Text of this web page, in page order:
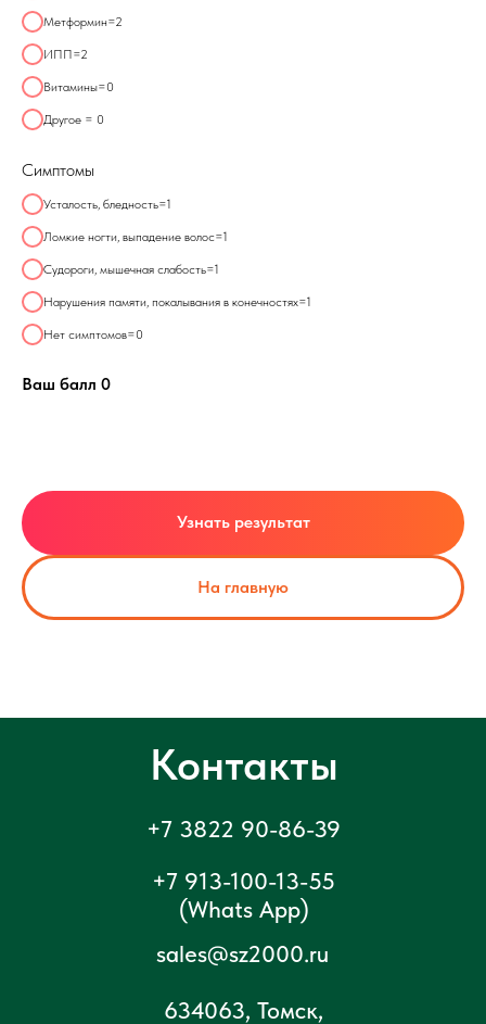
Метформин=2
ИПП=2
Витамины=0
Другое = 0
Симптомы
Усталость, бледность=1
Ломкие ногти, выпадение волос=1
Судороги, мышечная слабость=1
Нарушения памяти, покалывания в конечностях=1
Нет симптомов=0
Ваш балл 0
Узнать результат
На главную
Контакты
+7 3822 90-86-39
+7 913-100-13-55
(Whats App)
sales@sz2000.ru
634063, Томск,